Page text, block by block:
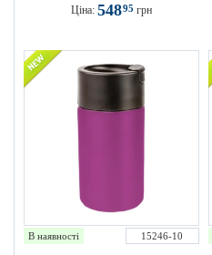
Ціна: 54895 грн
В наявності 15246-10